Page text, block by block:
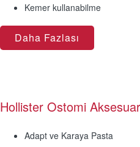
Kemer kullanabilme
Daha Fazlası
Hollister Ostomi
Adapt ve Karaya Pasta